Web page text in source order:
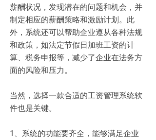
薪酬状况，发现潜在的问题和机会，并
制定相应的薪酬策略和激励计划。此
外，系统还可以帮助企业遵从各种法规
和政策，如法定节假日加班工资的计
算、税务申报等，减少了企业在法务方
面的风险和压力。
当然，选择一款合适的工资管理系统软
件也是关键。
1、系统的功能要齐全，能够满足企业